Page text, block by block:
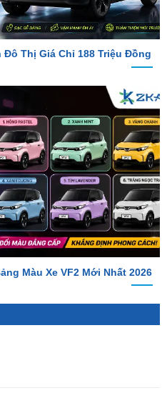
Đô Thị Giá Chỉ 188 Triệu Đồng
Màu Xe VF2 Mới Nhất 2026